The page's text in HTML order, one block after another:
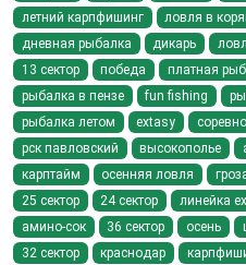
летний карпфишинг
ловля в
дневная рыбалка
дикарь
13 сектор
победа платная
рыбалка в пензе
fun fishing
рыбалка летом
extasy
рск павловский
высокополье
карптайм
осенняя ловля
25 сектор
24 сектор линейка
амино-сок
36 сектор осень
32 сектор
краснодар